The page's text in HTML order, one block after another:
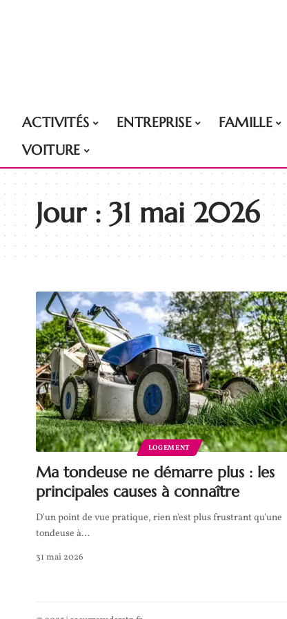
ACTIVITÉS ENTREPRISE FAMILLE
VOITURE
Jour :31 mai 2026
LOGEMENT
Ma tondeuse ne démarre plus : les
principales causes à connaître
D'un point de vue pratique, rien n'est plus frustrant qu'une
tondeuse à…
31 mai 2026